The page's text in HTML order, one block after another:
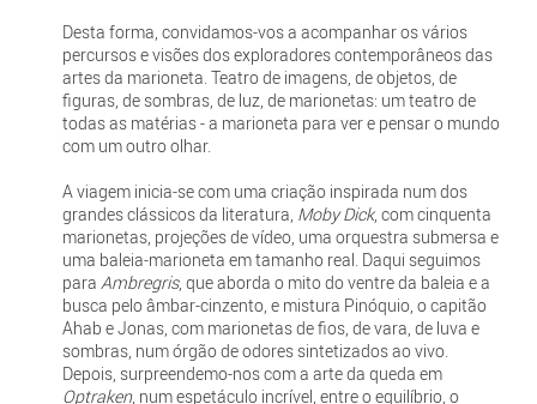
Desta forma, convidamos-vos a acompanhar os vários
percursos e visões dos exploradores contemporâneos das
artes da marioneta. Teatro de imagens, de objetos, de
figuras, de sombras, de luz, de marionetas: um teatro de
todas as matérias - a marioneta para ver e pensar o mundo
com um outro olhar.
A viagem inicia-se com uma criação inspirada num dos
grandes clássicos da literatura, Moby Dick, com cinquenta
marionetas, projeções de vídeo, uma orquestra submersa e
uma baleia-marioneta em tamanho real. Daqui seguimos
para Ambregris, que aborda o mito do ventre da baleia e a
busca pelo âmbar-cinzento, e mistura Pinóquio, o capitão
Ahab e Jonas, com marionetas de fios, de vara, de luva e
sombras, num órgão de odores sintetizados ao vivo.
Depois, surpreendemo-nos com a arte da queda em
Optraken, num espetáculo incrível, entre o equilíbrio, o